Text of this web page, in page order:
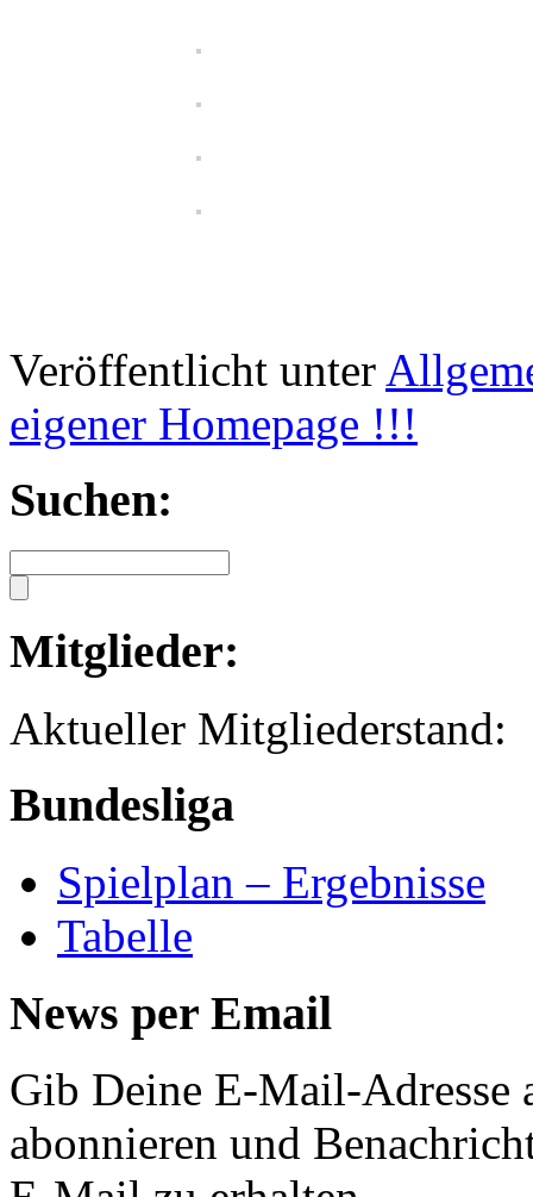
Veröffentlicht unter
eigener Homepage !!!
Suchen:
Mitglieder:
Aktueller
Bundesliga
Spielplan – Ergebnisse
Tabelle
News per Email
Gib Deine E-Mail-Adresse
abonnieren und